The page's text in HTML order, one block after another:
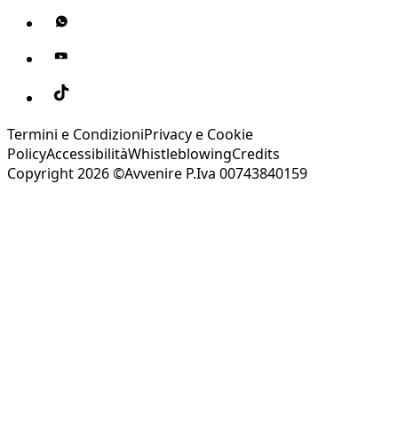
Termini e CondizioniPrivacy e Cookie
PolicyAccessibilitàWhistleblowingCredits
Copyright 2026 ©Avvenire P.Iva 00743840159